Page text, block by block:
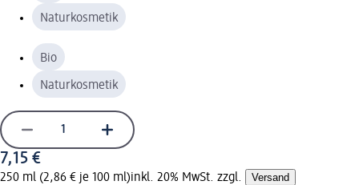
Naturkosmetik
Bio
Naturkosmetik
7,15 €
250 ml (2,86 € je 100 ml)inkl. 20% MwSt. zzgl. Versand